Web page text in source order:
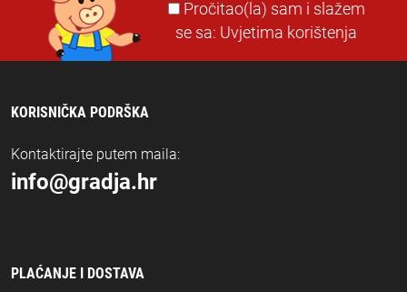
Pročitao(la) sam i slažem
se sa: Uvjetima korištenja
KORISNIČKA PODRŠKA
Kontaktirajte putem maila:
info@gradja.hr
PLAĆANJE I DOSTAVA